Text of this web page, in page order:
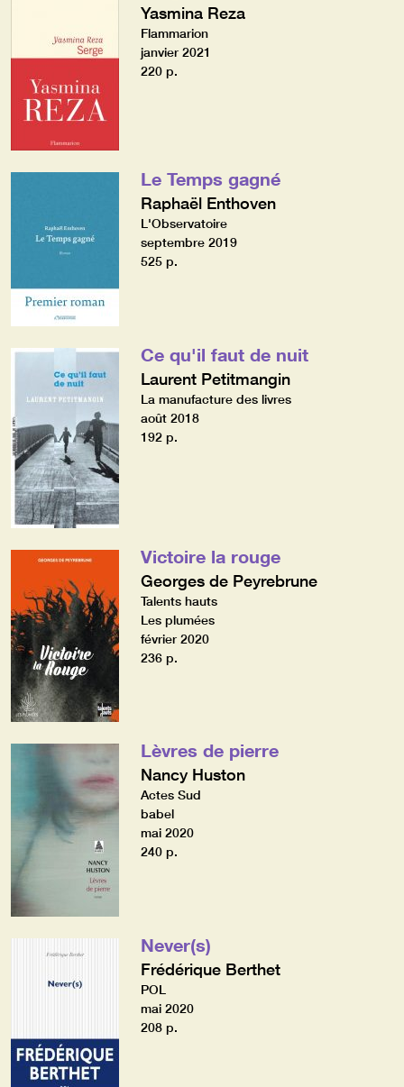
Yasmina Reza
Flammarion
janvier 2021
220 p.
Le Temps gagné
Raphaël Enthoven
L'Observatoire
septembre 2019
525 p.
Ce qu'il faut de nuit
Laurent Petitmangin
La manufacture des livres
août 2018
192 p.
Victoire la rouge
Georges de Peyrebrune
Talents hauts
Les plumées
février 2020
236 p.
Lèvres de pierre
Nancy Huston
Actes Sud
babel
mai 2020
240 p.
Never(s)
Frédérique Berthet
POL
mai 2020
208 p.